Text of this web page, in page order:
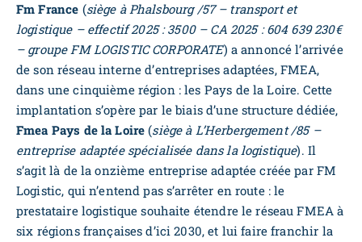
Fm France (siège à Phalsbourg /57 – transport et
logistique – effectif 2025 : 3500 – CA 2025 : 604 639 230€
– groupe FM LOGISTIC CORPORATE) a annoncé l’arrivée
de son réseau interne d’entreprises adaptées, FMEA,
dans une cinquième région : les Pays de la Loire. Cette
implantation s’opère par le biais d’une structure dédiée,
Fmea Pays de la Loire (siège à L’Herbergement /85 –
entreprise adaptée spécialisée dans la logistique). Il
s’agit là de la onzième entreprise adaptée créée par FM
Logistic, qui n’entend pas s’arrêter en route : le
prestataire logistique souhaite étendre le réseau FMEA à
six régions françaises d’ici 2030, et lui faire franchir la